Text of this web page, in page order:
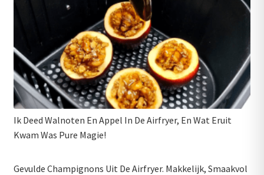
Ik Deed Walnoten En Appel In De Airfryer, En Wat Eruit
Kwam Was Pure Magie!
Gevulde Champignons Uit De Airfryer. Makkelijk, Smaakvol